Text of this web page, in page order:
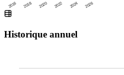
2016 2018 2020 2022 2024 2026
Historique annuel